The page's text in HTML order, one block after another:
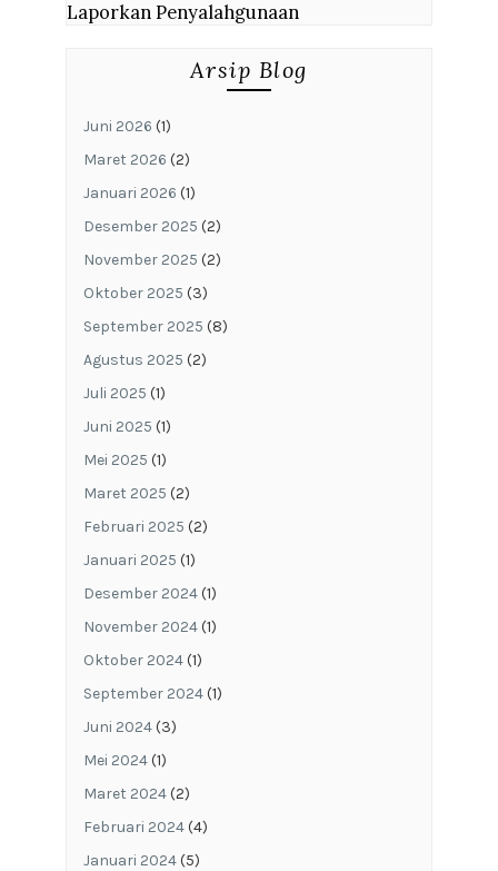
Laporkan Penyalahgunaan
Arsip Blog
Juni 2026 (1)
Maret 2026 (2)
Januari 2026 (1)
Desember 2025 (2)
November 2025 (2)
Oktober 2025 (3)
September 2025 (8)
Agustus 2025 (2)
Juli 2025 (1)
Juni 2025 (1)
Mei 2025 (1)
Maret 2025 (2)
Februari 2025 (2)
Januari 2025 (1)
Desember 2024(1)
November 2024(1)
Oktober 2024(1)
September 2024(1)
Juni 2024(3)
Mei 2024(1)
Maret 2024(2)
Februari 2024(4)
Januari 2024(5)